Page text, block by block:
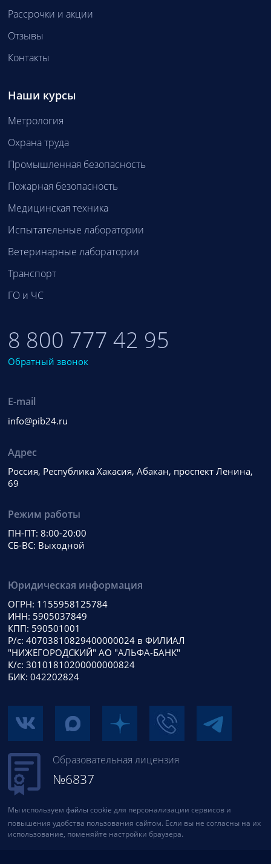
Рассрочки и акции
Отзывы
Контакты
Наши курсы
Метрология
Охрана труда
Промышленная безопасность
Пожарная безопасность
Медицинская техника
Испытательные лаборатории
Ветеринарные лаборатории
Транспорт
ГО и ЧС
8 800 777 42 95
Обратный звонок
E-mail
info@pib24.ru
Адрес
Россия, Республика Хакасия, Абакан, проспект Ленина,
69
Режим работы
ПН-ПТ: 8:00-20:00
СБ-ВС: Выходной
Юридическая информация
ОГРН: 1155958125784
ИНН: 5905037849
КПП: 590501001
Р/с: 40703810829400000024 в ФИЛИАЛ
"НИЖЕГОРОДСКИЙ" АО "АЛЬФА-БАНК"
К/с: 30101810200000000824
БИК: 042202824
Образовательная лицензия
№6837
Мы используем файлы cookie для персонализации сервисов и
повышения удобства пользования сайтом. Если вы не согласны на их
использование, поменяйте настройки браузера.